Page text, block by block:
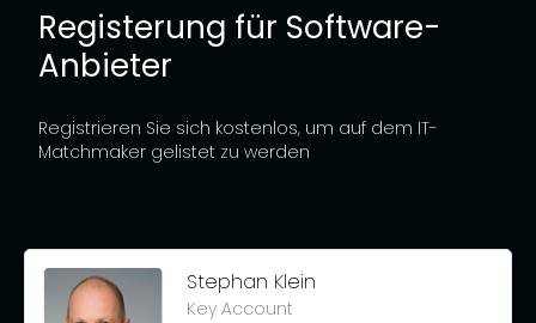
Registerung für Software-
Anbieter
Registrieren Sie sich kostenlos, um auf dem IT-
Matchmaker gelistet zu werden
Stephan Klein
Key Account